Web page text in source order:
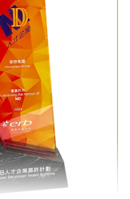
，华懋集团定期举办管理培训课
重点培养员工解难、制定决策及设